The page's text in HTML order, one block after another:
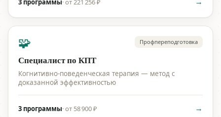
🧩 Профпереподготовка
Специалист по КПТ
Когнитивно-поведенческая терапия — метод с
доказанной эффективностью
3 программы·от 58 900 ₽ →